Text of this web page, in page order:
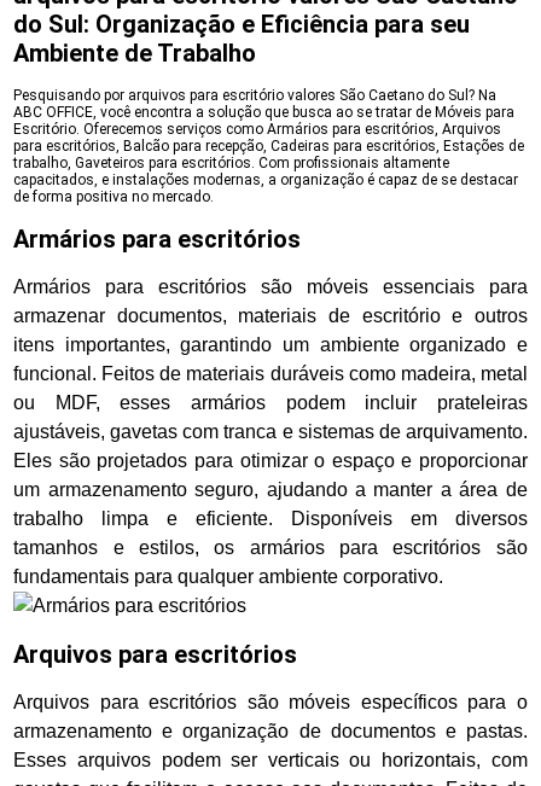
do Sul: Organização e Eficiência para seu
Ambiente de Trabalho
Pesquisando por arquivos para escritório valores São Caetano do Sul? Na
ABC OFFICE, você encontra a solução que busca ao se tratar de Móveis para
Escritório. Oferecemos serviços como Armários para escritórios, Arquivos
para escritórios, Balcão para recepção, Cadeiras para escritórios, Estações de
trabalho, Gaveteiros para escritórios. Com profissionais altamente
capacitados, e instalações modernas, a organização é capaz de se destacar
de forma positiva no mercado.
Armários para escritórios
Armários para escritórios são móveis essenciais para
armazenar documentos, materiais de escritório e outros
itens importantes, garantindo um ambiente organizado e
funcional. Feitos de materiais duráveis como madeira, metal
ou MDF, esses armários podem incluir prateleiras
ajustáveis, gavetas com tranca e sistemas de arquivamento.
Eles são projetados para otimizar o espaço e proporcionar
um armazenamento seguro, ajudando a manter a área de
trabalho limpa e eficiente. Disponíveis em diversos
tamanhos e estilos, os armários para escritórios são
fundamentais para qualquer ambiente corporativo.
Arquivos para escritórios
Arquivos para escritórios são móveis específicos para o
armazenamento e organização de documentos e pastas.
Esses arquivos podem ser verticais ou horizontais, com